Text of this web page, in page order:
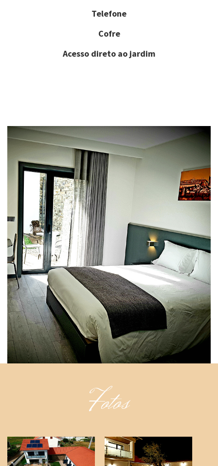
Telefone
Cofre
Acesso direto ao jardim
Fotos